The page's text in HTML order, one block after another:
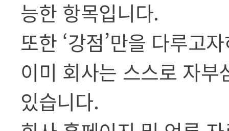
능한 항목입니다.
또한 ‘강점’만을 다루고
이미 회사는 스스로 자
있습니다.